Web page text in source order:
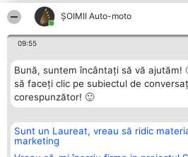
ȘOIMII Auto-moto
09:55
Bună, suntem încântați să vă ajutăm!
să faceți clic pe subiectul de
corespunzător! 🙂
Sunt un Laureat, vreau să ridic
marketing
Organizator Ranking
BRIGHT SOLUTIONS BR SRL
Aleea Timisul De Sus 2 Bl. A30
Plebiscyt
Lista Tuturor